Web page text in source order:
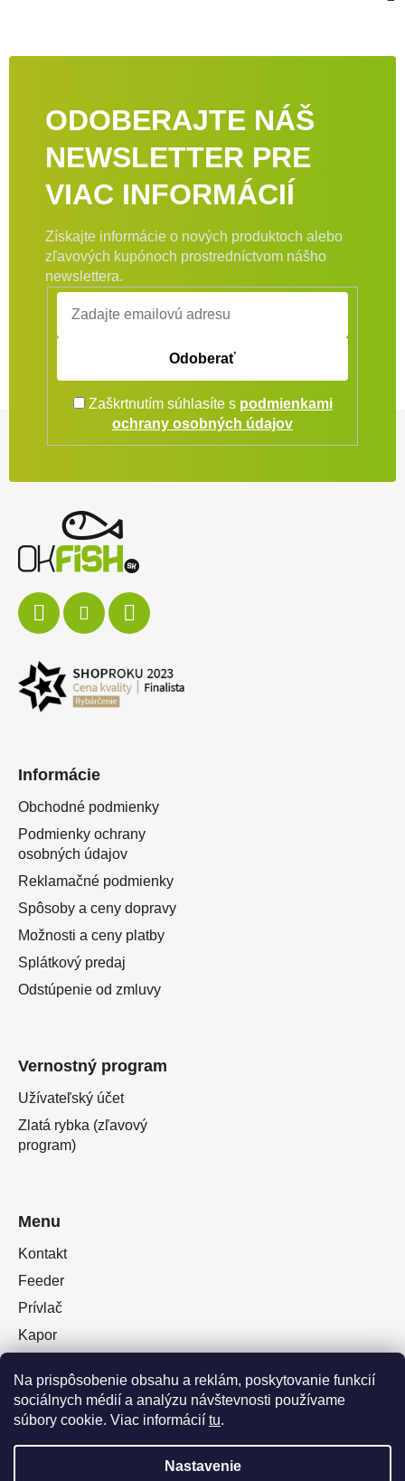
Na prispôsobenie obsahu a reklám, poskytovanie funkcií
sociálnych médií a analýzu návštevnosti používame
súbory cookie. Viac informácií tu.
Nastavenie
ODOBERAJTE NÁŠ
NEWSLETTER PRE
VIAC INFORMÁCIÍ
Získajte informácie o nových produktoch alebo
zľavových kupónoch prostredníctvom nášho
newslettera.
Odoberať
Zaškrtnutím súhlasíte s podmienkami
ochrany osobných údajov
Informácie
Obchodné podmienky
Podmienky ochrany
osobných údajov
Reklamačné podmienky
Spôsoby a ceny dopravy
Možnosti a ceny platby
Splátkový predaj
Odstúpenie od zmluvy
Vernostný program
Užívateľský účet
Zlatá rybka (zľavový
program)
Menu
Kontakt
Feeder
Prívlač
Kapor
Plávaná
Muškárina